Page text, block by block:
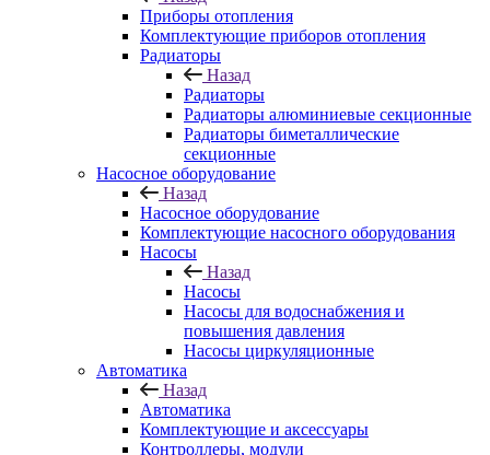
Приборы отопления
Комплектующие приборов отопления
Радиаторы
Назад
Радиаторы
Радиаторы алюминиевые секционные
Радиаторы биметаллические
секционные
Насосное оборудование
Назад
Насосное оборудование
Комплектующие насосного оборудования
Насосы
Назад
Насосы
Насосы для водоснабжения и
повышения давления
Насосы циркуляционные
Автоматика
Назад
Автоматика
Комплектующие и аксессуары
Контроллеры, модули